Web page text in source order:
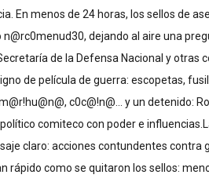
En menos de 24 horas, los sellos de
dejando al aire una
de la Defensa Nacional y otras
de película de guerra: escopetas,
c0c@!n@… y un detenido:
comiteco con poder e
claro: acciones contundentes contra
rápido como se quitaron los sellos: